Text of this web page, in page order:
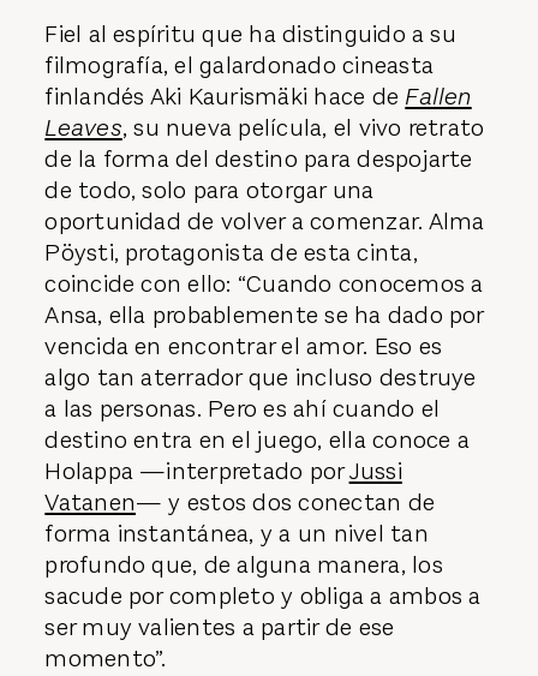
Fiel al espíritu que ha distinguido a su
filmografía, el galardonado cineasta
finlandés Aki Kaurismäki hace de Fallen
Leaves, su nueva película, el vivo retrato
de la forma del destino para despojarte
de todo, solo para otorgar una
oportunidad de volver a comenzar. Alma
Pöysti, protagonista de esta cinta,
coincide con ello: “Cuando conocemos a
Ansa, ella probablemente se ha dado por
vencida en encontrar el amor. Eso es
algo tan aterrador que incluso destruye
a las personas. Pero es ahí cuando el
destino entra en el juego, ella conoce a
Holappa —interpretado porJussi
Vatanen— y estos dos conectan de
forma instantánea, y a un nivel tan
profundo que, de alguna manera, los
sacude por completo y obliga a ambos a
ser muy valientes a partir de ese
momento”.